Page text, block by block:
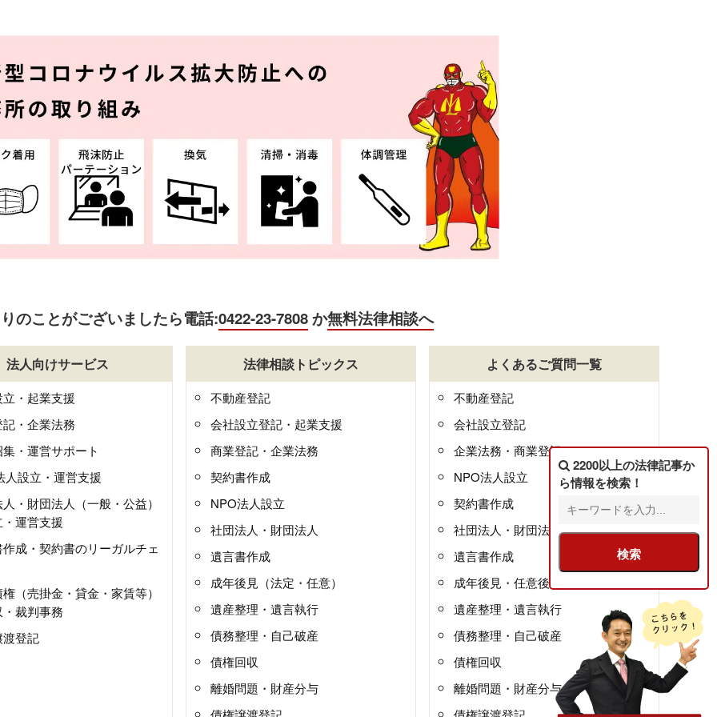
のことがございましたら電話:0422-23-7808か無料法律相談へ
法人向けサービス
・起業支援
・企業法務
・運営サポート
人設立・運営支援
・財団法人（一般・公益）
運営支援
成・契約書のリーガルチェ
（売掛金・貸金・家賃等）
裁判事務
登記
法律相談トピックス
不動産登記
会社設立登記・起業支援
商業登記・企業法務
契約書作成
NPO法人設立
社団法人・財団法人
遺言書作成
成年後見（法定・任意）
遺産整理・遺言執行
債務整理・自己破産
債権回収
離婚問題・財産分与
よくあるご質問一覧
不動産登記
会社設立登記
企業法務・商業登記
NPO法人設立
契約書作成
社団法人・財団法人
遺言書作成
成年後見・任意後見
遺産整理・遺言執行
債務整理・自己破産
債権回収
離婚問題・財産分与
2200以上の法律記事か
ら情報を検索！